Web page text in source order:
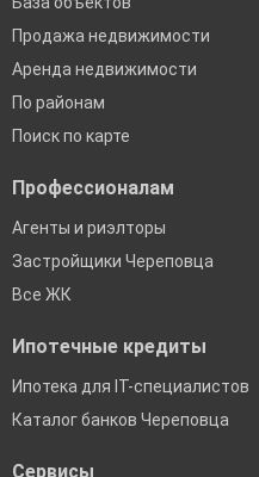
Продажа недвижимости
Аренда недвижимости
По районам
Поиск по карте
Профессионалам
Агенты и риэлторы
Застройщики Череповца
Все ЖК
Ипотечные кредиты
Ипотека для IT-специалистов
Каталог банков Череповца
Сервисы